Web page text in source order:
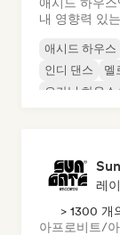
내 영향력 있
애시드 하우스
인디 댄스
멜
오가닉 하우
레
> 1300 개
아프로비트/